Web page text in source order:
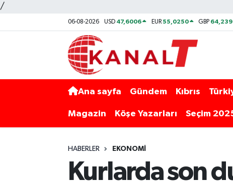
/
06-08-2026 USD 47,6006 EUR55,0250 GBP
Ana sayfa Gündem Kıbrıs
Magazin Köşe Yazarları Seçim
HABERLER EKONOMI
Kurlarda son